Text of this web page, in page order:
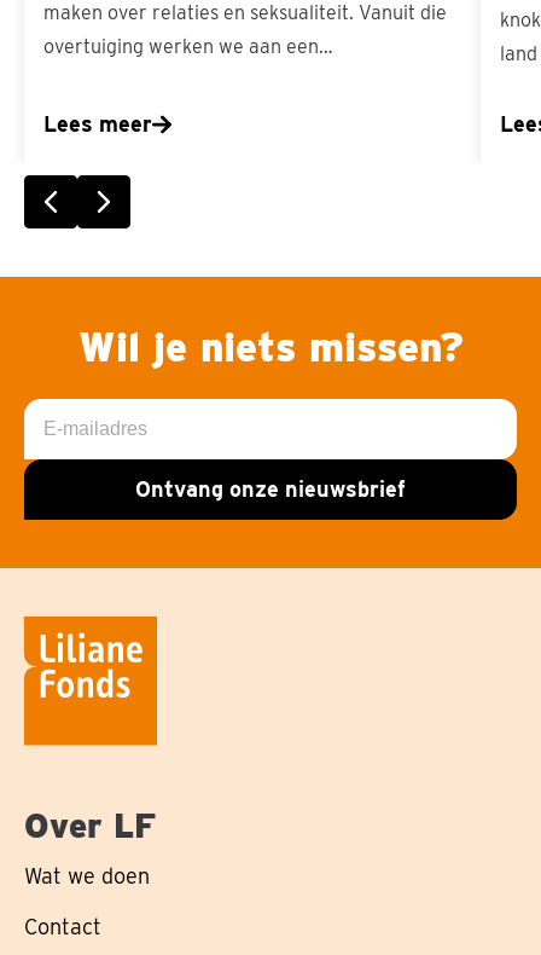
maken over relaties en seksualiteit. Vanuit die
overtuiging werken we aan een…
Lees meer
Vorige slideVolgende slide
Wil je niets missen?
E-
mailadres
Ontvang onze nieuwsbrief
Over LF
Wat we doen
Contact